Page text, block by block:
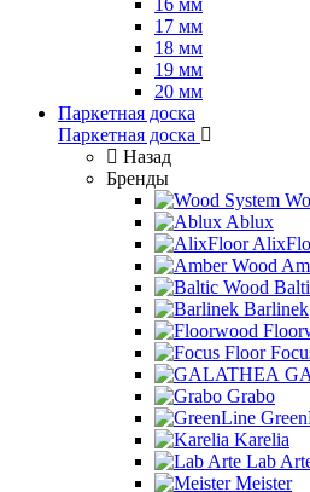
16 мм
17 мм
18 мм
19 мм
20 мм
Паркетная доска
Паркетная доска
Назад
Бренды
Ablux
Barlinek
Grabo
Karelia
Lab
Meister